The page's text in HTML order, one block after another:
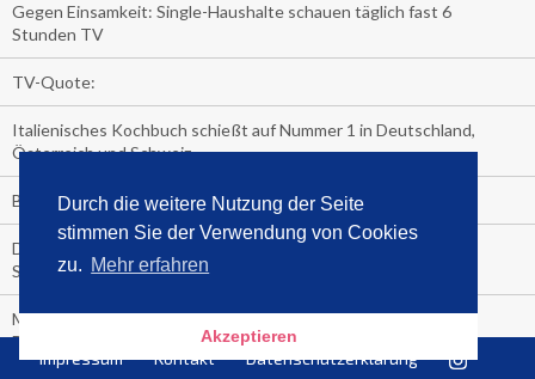
Durch die weitere Nutzung der Seite
stimmen Sie der Verwendung von Cookies
zu. Mehr erfahren
Akzeptieren
Gegen Einsamkeit: Single-Haushalte schauen täglich fast 6
Stunden TV
TV-Quote:
Italienisches Kochbuch schießt auf Nummer 1 in Deutschland,
Österreich und Schweiz
Blick in die Garage der TV-Dauerglotzer
Die Deutschen investieren, während die Österreicher und
Schweizer noch nachdenken, wie sie reich werden.
Meistverkaufte Blu-ray im zweiten Quartal – Doppelspitze für
Disney
Impressum
Kontakt Datenschutzerklärung